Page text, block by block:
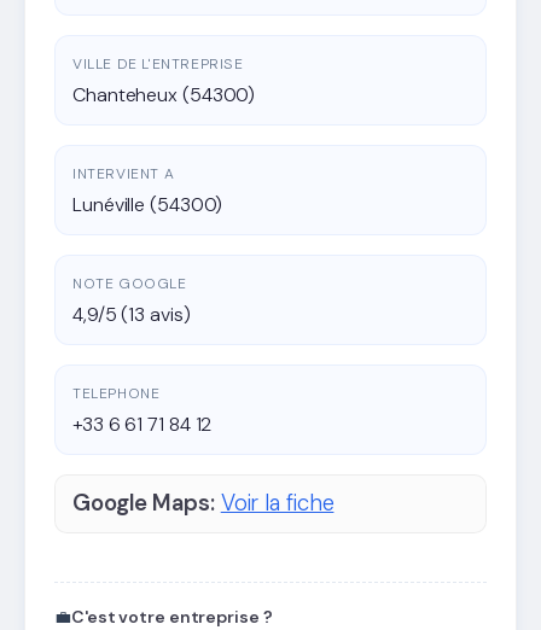
VILLE DE L'ENTREPRISE
Chanteheux (54300)
INTERVIENT A
Lunéville (54300)
NOTE GOOGLE
4,9/5 (13 avis)
TELEPHONE
+33 6 61 71 84 12
Google Maps: Voir la fiche
💼C'est votre entreprise ?